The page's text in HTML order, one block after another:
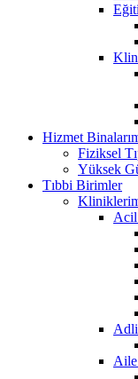
Hizmet
Fiziksel
Yüksek
Tıbbi Birimler
Acil